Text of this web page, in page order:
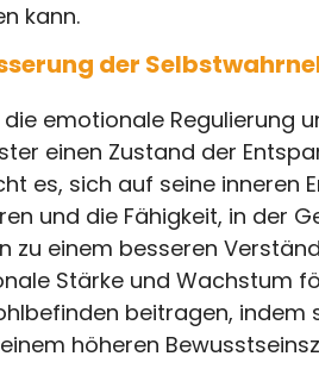
kann.
der
emotionale Regulierung
einen Zustand der
es, sich auf seine inneren
und die Fähigkeit, in der
zu einem besseren
Stärke und Wachstum
beitragen, indem
höheren